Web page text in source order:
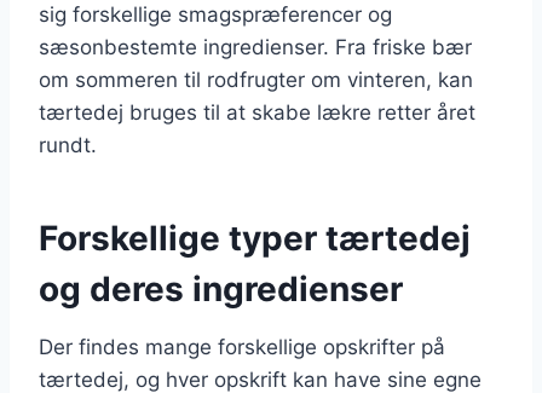
sig forskellige smagspræferencer og
sæsonbestemte ingredienser. Fra friske bær
om sommeren til rodfrugter om vinteren, kan
tærtedej bruges til at skabe lækre retter året
rundt.
Forskellige typer tærtedej
og deres ingredienser
Der findes mange forskellige opskrifter på
tærtedej, og hver opskrift kan have sine egne